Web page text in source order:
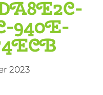
940E-
2023